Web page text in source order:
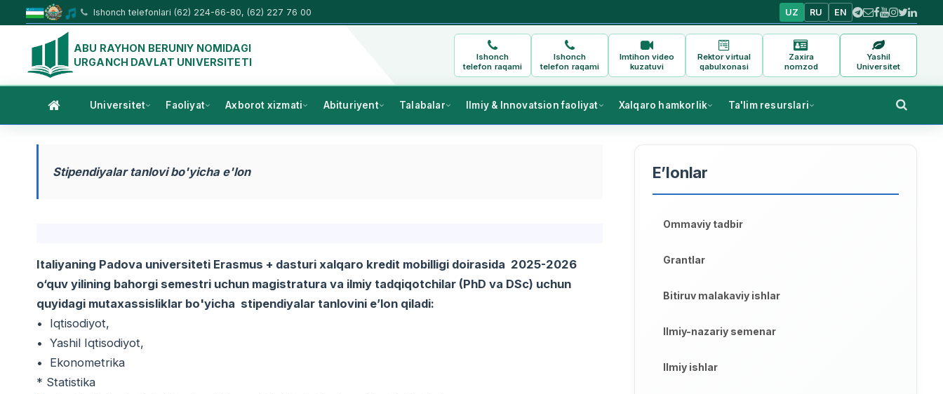
Ishonch telefonlari (62) 224-66-80, (62) 227 76 00 UZ RU EN
ABU RAYHON BERUNIY NOMIDAGI
URGANCH DAVLAT UNIVERSITETI
Ishonch
telefon raqami
Ishonch
telefon raqami
Imtihon video
kuzatuvi
Rektor virtual
qabulxonasi
Zaxira
nomzod
Yashil
Universitet
Universitet Faoliyat Axborot xizmati Abituriyent Talabalar Ilmiy & Innovatsion faoliyat Xalqaro hamkorlik Ta'lim resurslari
Stipendiyalar tanlovi bo'yicha e'lon
Italiyaning Padova universiteti Erasmus + dasturi xalqaro kredit mobilligi doirasida 2025-2026
o‘quv yilining bahorgi semestri uchun magistratura va ilmiy tadqiqotchilar (PhD va DSc) uchun
quyidagi mutaxassisliklar bo'yicha stipendiyalar tanlovini e’lon qiladi:
• Iqtisodiyot,
• Yashil Iqtisodiyot,
• Ekonometrika
* Statistika
E’lonlar
Ommaviy tadbir
Grantlar
Bitiruv malakaviy ishlar
Ilmiy-nazariy semenar
Ilmiy ishlar